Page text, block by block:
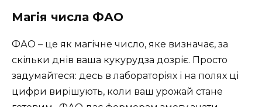
Магія числа ФАО
ФАО – це як магічне число, яке визначає, за
скільки днів ваша кукурудза дозріє. Просто
задумайтеся: десь в лабораторіях і на полях ці
цифри вирішують, коли ваш урожай стане